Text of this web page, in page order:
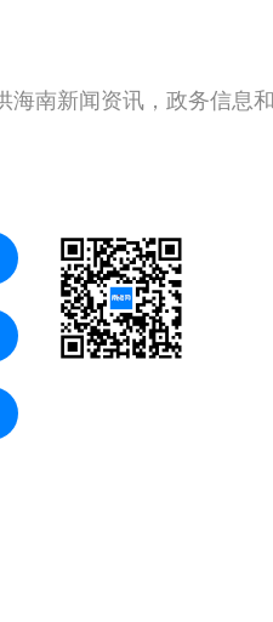
海南新闻资讯，政务信息和